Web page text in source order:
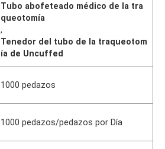
Tubo abofeteado médico de la tra
queotomía
,
Tenedor del tubo de la traqueotom
ía de Uncuffed
1000 pedazos
1000 pedazos/pedazos por Día